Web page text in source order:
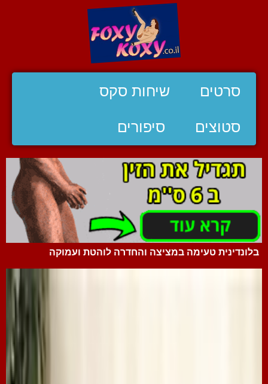
סרטים שיחות סקס
סטוצים סיפורים
בלונדינית טעימה במציצה והחדרה לוהטת ועמוקה